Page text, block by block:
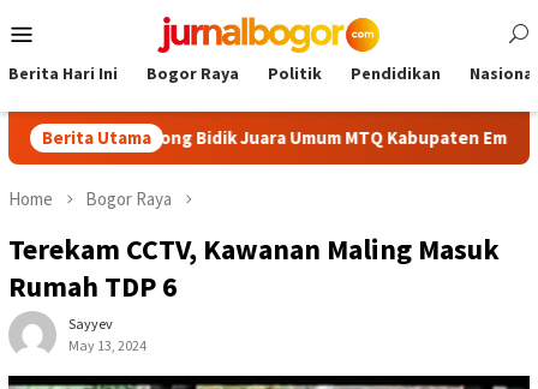
to
Menu
Berita Hari Ini Bogor Raya Politik Pendidikan Nasional
Berita Utama
Cibinong Bidik Juara Umum MTQ Kabupaten Empat Kali
Home Bogor Raya
Terekam CCTV, Kawanan Maling Masuk
Rumah TDP 6
Sayyev
May 13, 2024